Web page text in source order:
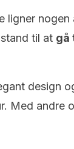
ligner
til at gå
design
Med andre